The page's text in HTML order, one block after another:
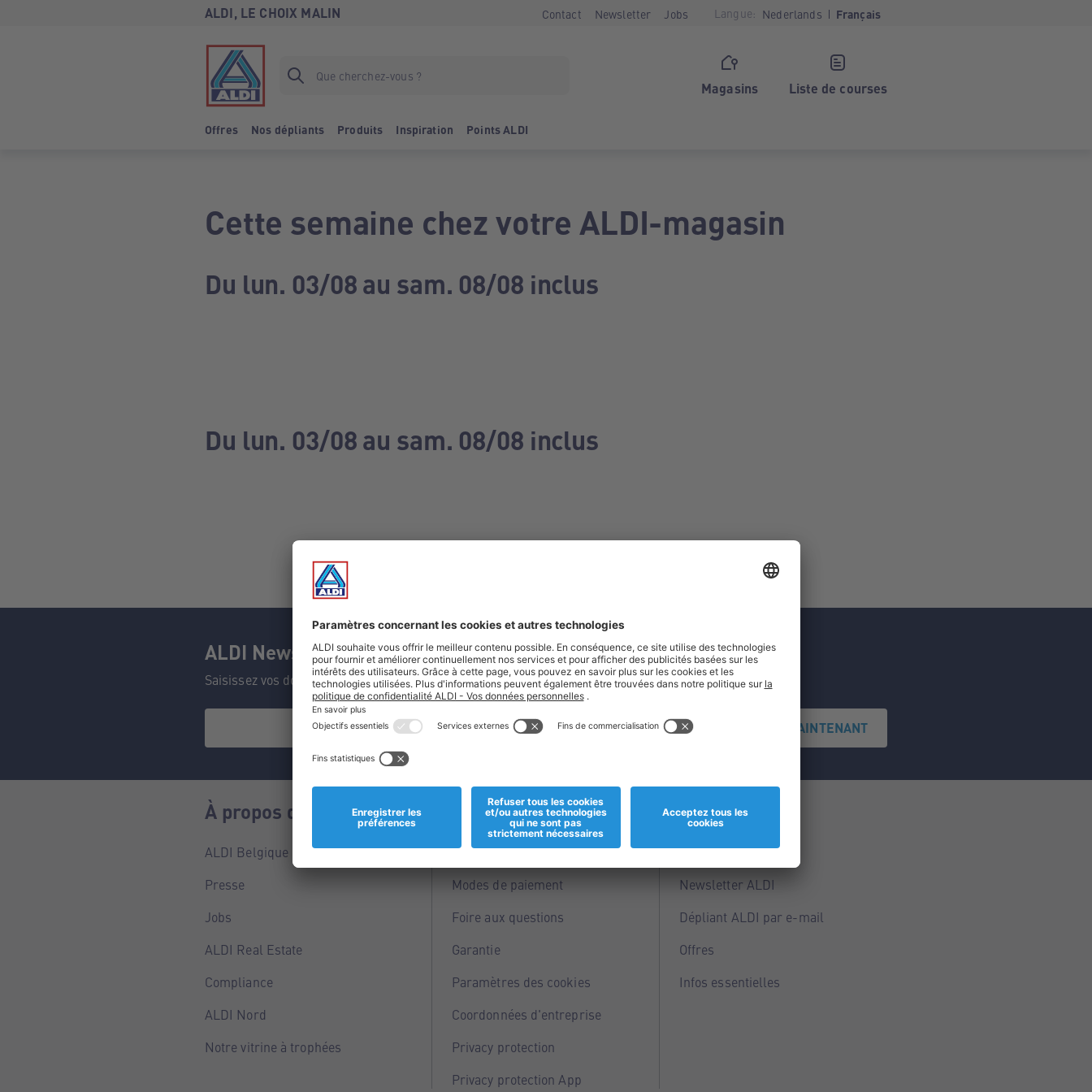
ALDI, LE CHOIX MALIN Contact Newsletter Jobs Langue: Nederlands Français
Magasins Liste de courses
Offres Nos dépliants Produits Inspiration Points ALDI
Cette semaine chez votre ALDI-magasin
Du lun. 03/08 au sam. 08/08 inclus
Du lun. 03/08 au sam. 08/08 inclus
ALDI Newsletter
Saisissez vos données et ne manquez aucune de nos offres.
S'INSCRIRE MAINTENANT
À propos de nous
ALDI Belgique
Presse
Jobs
ALDI Real Estate
Compliance
ALDI Nord
Notre vitrine à trophées
Informations
Magasins
Modes de paiement
Foire aux questions
Garantie
Paramètres des cookies
Coordonnées d'entreprise
Privacy protection
Privacy protection App
Service
Points ALDI
Newsletter ALDI
Dépliant ALDI par e-mail
Offres
Infos essentielles